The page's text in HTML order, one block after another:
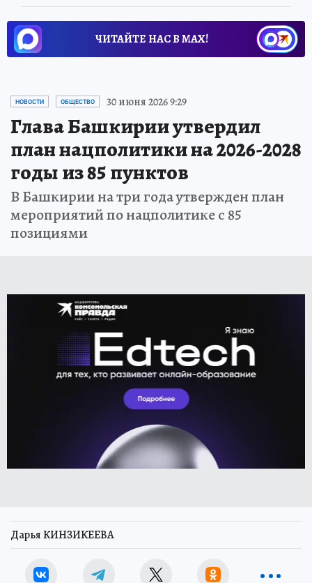
ЧИТАЙТЕ НАС В МАХ!
НОВОСТИ ОБЩЕСТВО 30 июня 2026 9:29
Глава Башкирии утвердил
план нацполитики на 2026-2028
годы из 85 пунктов
В Башкирии на три года утвержден план
мероприятий по нацполитике с 85
позициями
Дарья КИНЗИКЕЕВА